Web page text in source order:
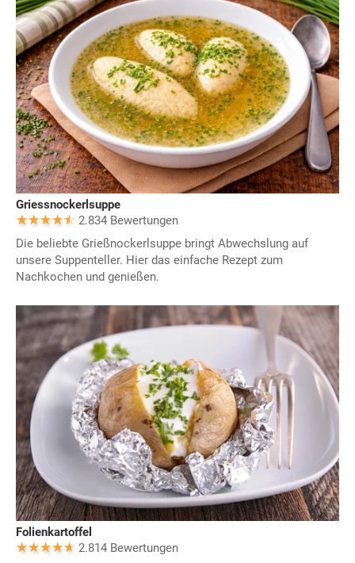
Griessnockerlsuppe
2.834 Bewertungen
Die beliebte Grießnockerlsuppe bringt Abwechslung auf
unsere Suppenteller. Hier das einfache Rezept zum
Nachkochen und genießen.
Folienkartoffel
2.814 Bewertungen